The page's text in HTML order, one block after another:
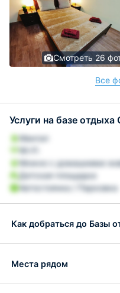
Смотреть 26
Все
Услуги на базе
Мангал
Wi-Fi
Можно с домашними
Детская площадка
Автостоянка / Парковка
Как добраться до Базы
Места рядом